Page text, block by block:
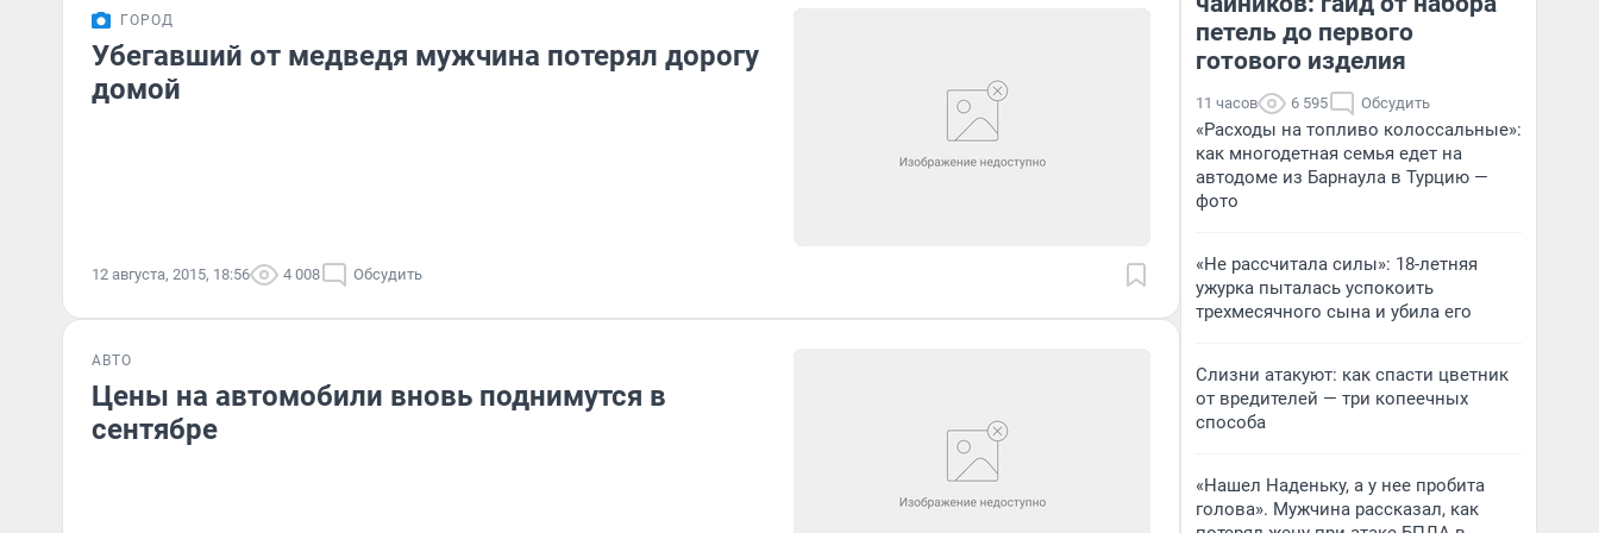
ГОРОД
Убегавший от медведя мужчина потерял дорогу
домой
12 августа, 2015, 18:56 4 008 Обсудить
АВТО
Цены на автомобили вновь поднимутся в
сентябре
петель до первого
готового изделия
11 часов 6 595 Обсудить
«Расходы на топливо колоссальные»:
как многодетная семья едет на
автодоме из Барнаула в Турцию —
фото
«Не рассчитала силы»: 18-летняя
ужурка пыталась успокоить
трехмесячного сына и убила его
Слизни атакуют: как спасти цветник
от вредителей — три копеечных
способа
«Нашел Наденьку, а у нее пробита
голова». Мужчина рассказал, как